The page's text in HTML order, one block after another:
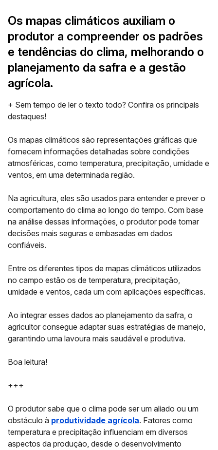
Os mapas climáticos auxiliam o
produtor a compreender os padrões
e tendências do clima, melhorando o
planejamento da safra e a gestão
agrícola.
+ Sem tempo de ler o texto todo? Confira os principais
destaques!
Os mapas climáticos são representações gráficas que
fornecem informações detalhadas sobre condições
atmosféricas, como temperatura, precipitação, umidade e
ventos, em uma determinada região.
Na agricultura, eles são usados para entender e prever o
comportamento do clima ao longo do tempo. Com base
na análise dessas informações, o produtor pode tomar
decisões mais seguras e embasadas em dados
confiáveis.
Entre os diferentes tipos de mapas climáticos utilizados
no campo estão os de temperatura, precipitação,
umidade e ventos, cada um com aplicações específicas.
Ao integrar esses dados ao planejamento da safra, o
agricultor consegue adaptar suas estratégias de manejo,
garantindo uma lavoura mais saudável e produtiva.
Boa leitura!
+++
O produtor sabe que o clima pode ser um aliado ou um
obstáculo à produtividade agrícola. Fatores como
temperatura e precipitação influenciam em diversos
aspectos da produção, desde o desenvolvimento